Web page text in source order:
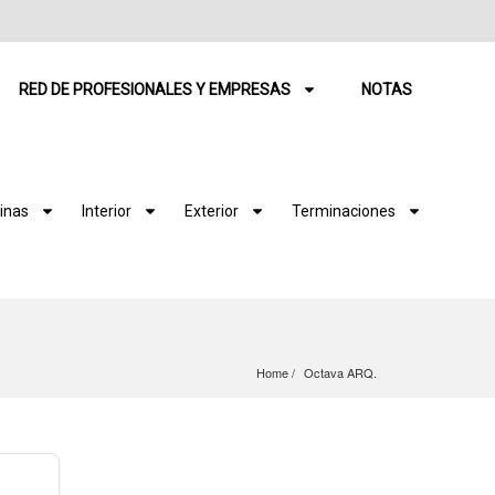
RED DE PROFESIONALES Y EMPRESAS NOTAS
Interior Exterior Terminaciones
Home Octava ARQ.